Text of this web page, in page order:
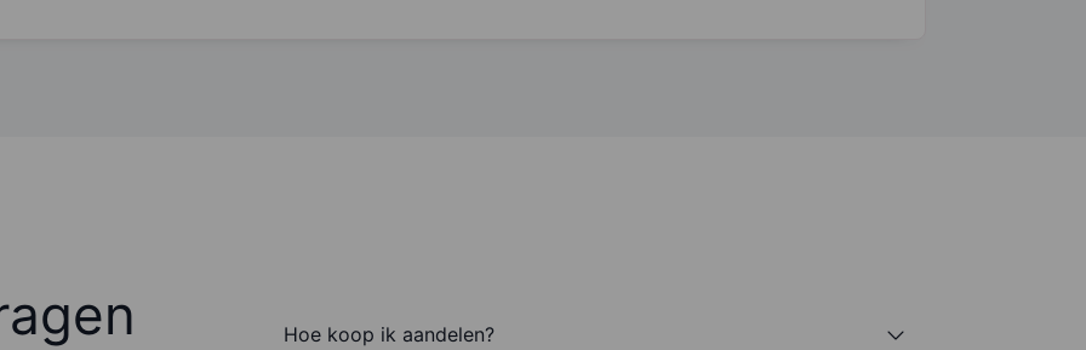
Hoe koop ik aandelen?